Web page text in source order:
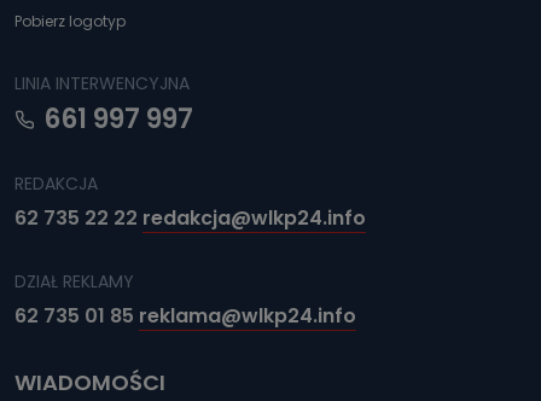
Pobierz logotyp
LINIA INTERWENCYJNA
661 997 997
REDAKCJA
62 735 22 22 redakcja@wlkp24.info
DZIAŁ REKLAMY
62 735 01 85 reklama@wlkp24.info
WIADOMOŚCI